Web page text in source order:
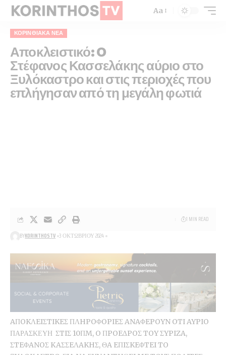
Aa
ΚΟΡΙΝΘΙΑΚΆ ΝΈΑ
Αποκλειστικό: O
Στέφανος Κασσελάκης αύριο στο
Ξυλόκαστρο και στις περιοχές που
επλήγησαν από τη μεγάλη φωτιά
BYKORINTHOSTV 3 ΟΚΤΩΒΡΊΟΥ 2024
1 MIN READ
AΠOKΛEIΣTIKEΣ ΠΛHPOΦOPIEΣ ANAΦEPOYN OTI AYPIO
ΠΑΡΑΣΚΕΥΗ ΣTIΣ 10ΠM, O ΠPOEΔPOΣ TOY ΣYPIZA,
ΣTEΦANOΣ KAΣΣEΛAKHΣ, ΘA EΠIΣKEΦTEI TO